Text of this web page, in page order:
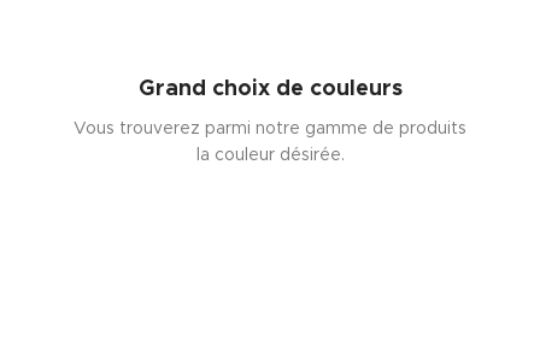
Grand choix de couleurs
Vous trouverez parmi notre gamme de produits
la couleur désirée.